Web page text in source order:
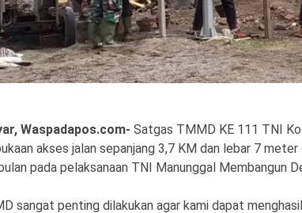
Waspadapos.com- Satgas TMMD KE 111 TNI
akses jalan sepanjang 3,7 KM dan lebar 7
pada pelaksanaan TNI Manunggal Membangun
sangat penting dilakukan agar kami dapat